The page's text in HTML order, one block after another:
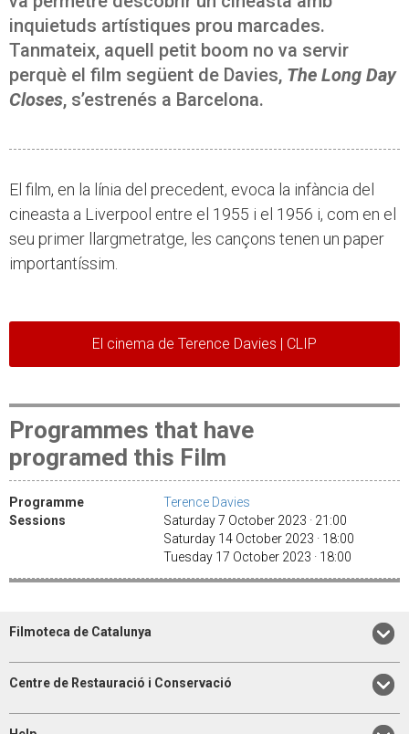
inquietuds artístiques prou marcades.
Tanmateix, aquell petit boom no va servir
perquè el film següent de Davies, The Long Day
Closes, s’estrenés a Barcelona.
El film, en la línia del precedent, evoca la infància del
cineasta a Liverpool entre el 1955 i el 1956 i, com en el
seu primer llargmetratge, les cançons tenen un paper
importantíssim.
El cinema de Terence Davies | CLIP
Programmes that have
programed this Film
Programme
Terence Davies
Sessions
Saturday 7 October 2023 · 21:00
Saturday 14 October 2023 · 18:00
Tuesday 17 October 2023 · 18:00
Filmoteca de Catalunya
Centre de Restauració i Conservació